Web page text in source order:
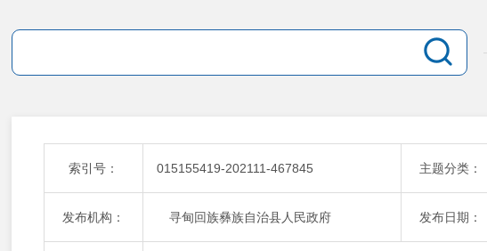
索引号： 015155419-202111-467845 主题分类：
发布机构： 寻甸回族彝族自治县人民政府 发布日期：